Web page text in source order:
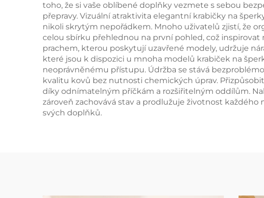
toho, že si vaše oblíbené doplňky vezmete s sebou
přepravy. Vizuální atraktivita elegantní krabičky na
nikoli skrytým nepořádkem. Mnoho uživatelů zjistí, že
celou sbírku přehlednou na první pohled, což inspirovat
prachem, kterou poskytují uzavřené modely, udržuje
které jsou k dispozici u mnoha modelů krabiček na
neoprávněnému přístupu. Údržba se stává
kvalitu kovů bez nutnosti chemických úprav.
díky odnímatelným příčkám a rozšiřitelným oddílům.
zároveň zachovává stav a prodlužuje životnost každého
svých doplňků.